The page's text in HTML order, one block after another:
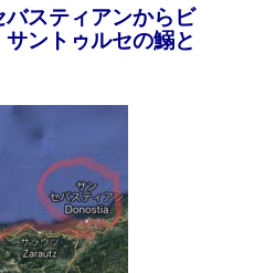
スティアンからビ
ントゥルセの鰯と